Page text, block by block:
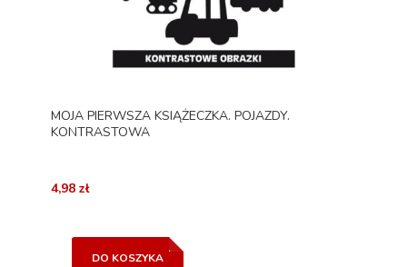
MOJA PIERWSZA KSIĄŻECZKA. POJAZDY.
KONTRASTOWA
4,98 zł
DO KOSZYKA